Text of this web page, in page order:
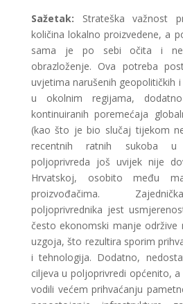
Sažetak: Strateška važnost
količina lokalno proizvedene, a
sama je po sebi očita i ne
obrazloženje. Ova potreba
uvjetima narušenih geopolitičkih
u okolnim regijama,
kontinuiranih poremećaja
(kao što je bio slučaj tijekom
recentnih ratnih sukoba u
poljoprivreda još uvijek nije
Hrvatskoj, osobito među
proizvođačima.
poljoprivrednika jest
često ekonomski manje održive
uzgoja, što rezultira sporim
i tehnologija. Dodatno,
ciljeva u poljoprivredi općenito,
vodili većem prihvaćanju